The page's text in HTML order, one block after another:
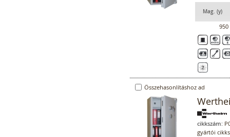
Mag. (y)
950
Összehasonlításhoz ad
cikkszám:
gyártói